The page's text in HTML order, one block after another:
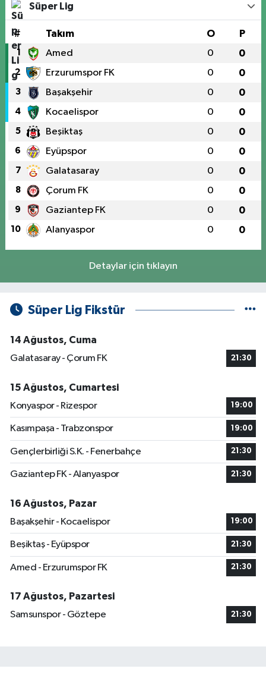
Süper Lig
# Takım O P
1 Amed 0 0
2 Erzurumspor FK 0 0
3 Başakşehir 0 0
4 Kocaelispor 0 0
5 Beşiktaş 0 0
6 Eyüpspor 0 0
7 Galatasaray 0 0
8 Çorum FK 0 0
9 Gaziantep FK 0 0
10 Alanyaspor 0 0
Detaylar için tıklayın
Süper Lig Fikstür
14 Ağustos, Cuma
Galatasaray - Çorum FK
21:30
15 Ağustos, Cumartesi
Konyaspor - Rizespor
19:00
Kasımpaşa - Trabzonspor 19:00
Gençlerbirliği S.K. - Fenerbahçe 21:30
Gaziantep FK - Alanyaspor 21:30
16 Ağustos, Pazar
Başakşehir - Kocaelispor
19:00
Beşiktaş - Eyüpspor 21:30
Amed - Erzurumspor FK 21:30
17 Ağustos, Pazartesi
Samsunspor - Göztepe
21:30